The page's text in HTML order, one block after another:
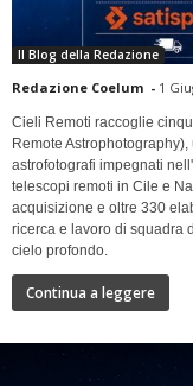
Il Blog della Redazione
Redazione Coelum - 1
Cieli Remoti raccoglie
Remote
astrofotografi impegnati
telescopi remoti in Cile e
acquisizione e oltre 330
ricerca e lavoro di squadra
cielo profondo.
Continua a leggere